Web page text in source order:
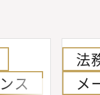
ス
法
メ